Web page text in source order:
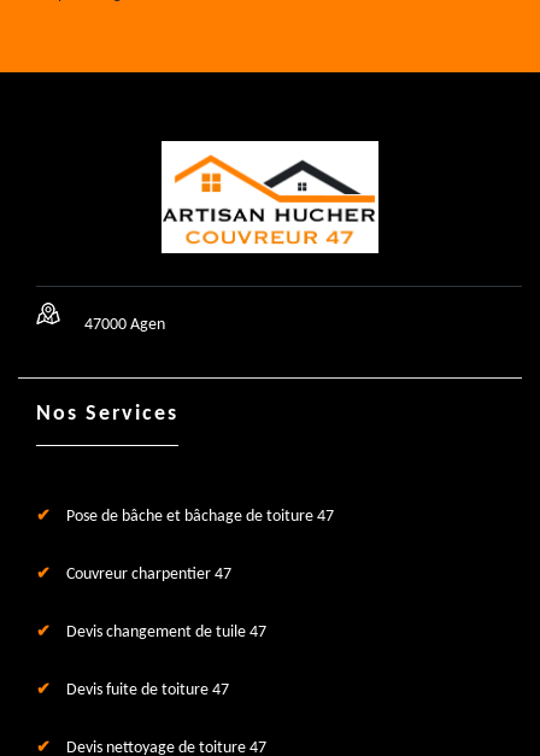
47000 Agen
Nos Services
Pose de bâche et bâchage de toiture 47
Couvreur charpentier 47
Devis changement de tuile 47
Devis fuite de toiture 47
Devis nettoyage de toiture 47